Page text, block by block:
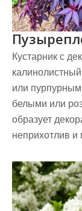
Кустарник с
или
белыми или
образует
неприхотлив и